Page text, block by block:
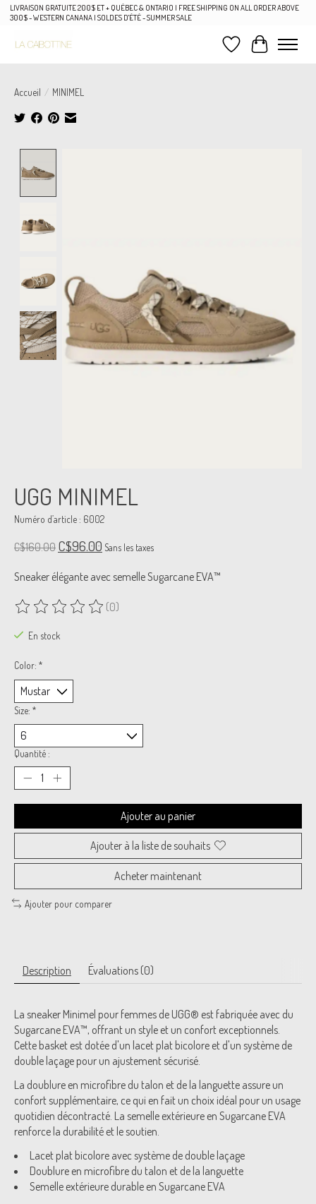
LIVRAISON GRATUITE 200$ ET + QUÉBEC & ONTARIO | FREE SHIPPING ON ALL ORDER ABOVE
300$ - WESTERN CANANA | SOLDES D'ÉTÉ - SUMMER SALE
Liste de souhaits
Panier
Accueil / MINIMEL
UGG MINIMEL
Numéro d’article : 6002
C$160.00 C$96.00 Sans les taxes
Sneaker élégante avec semelle Sugarcane EVA™
Ce produit est évalué à0
(0)
En stock
Color: *
Size: *
Quantité :
Ajouter au panier
Ajouter à la liste de souhaits
Acheter maintenant
Ajouter pour comparer
Description Évaluations (0)
La sneaker Minimel pour femmes de UGG® est fabriquée avec du
Sugarcane EVA™, offrant un style et un confort exceptionnels.
Cette basket est dotée d'un lacet plat bicolore et d'un système de
double laçage pour un ajustement sécurisé.
La doublure en microfibre du talon et de la languette assure un
confort supplémentaire, ce qui en fait un choix idéal pour un usage
quotidien décontracté. La semelle extérieure en Sugarcane EVA
renforce la durabilité et le soutien.
Lacet plat bicolore avec système de double laçage
Doublure en microfibre du talon et de la languette
Semelle extérieure durable en Sugarcane EVA